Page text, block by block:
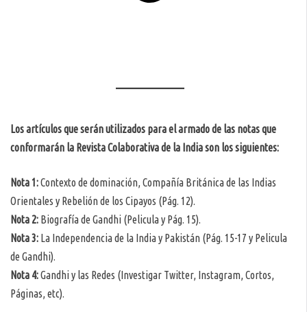
Los artículos que serán utilizados para el armado de las notas que
conformarán la Revista Colaborativa de la India son los siguientes:
Nota 1:Contexto de dominación, Compañía Británica de las Indias
Orientales y Rebelión de los Cipayos (Pág. 12).
Nota 2: Biografía de Gandhi (Pelicula y Pág. 15).
Nota 3: La Independencia de la India y Pakistán (Pág. 15-17 y Pelicula
de Gandhi).
Nota 4:Gandhi y las Redes (Investigar Twitter, Instagram, Cortos,
Páginas, etc).